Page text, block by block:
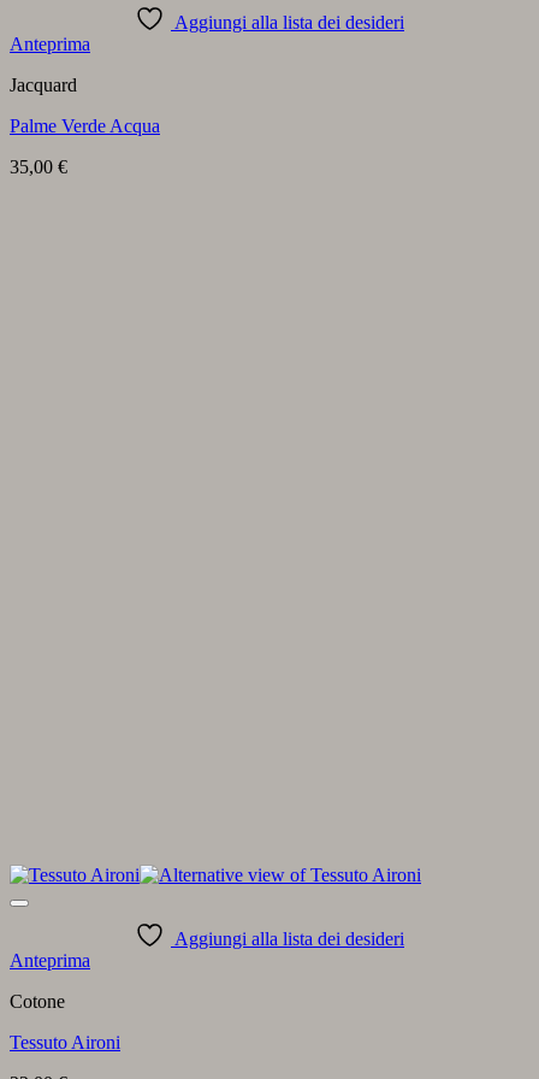
Aggiungi alla lista dei desideri
Anteprima
Jacquard
Palme Verde Acqua
35,00 €
Aggiungi alla lista dei desideri
Anteprima
Cotone
Tessuto Aironi